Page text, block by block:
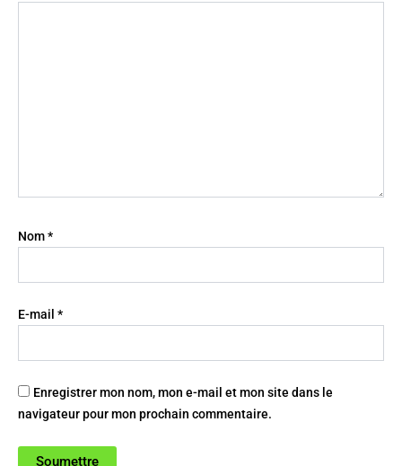
Nom*
E-mail *
Enregistrer mon nom, mon e-mail et mon site dans le
navigateur pour mon prochain commentaire.